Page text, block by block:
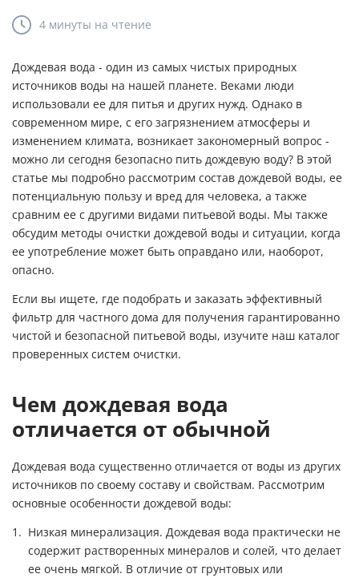
4 минуты на чтение
Дождевая вода - один из самых чистых природных
источников воды на нашей планете. Веками люди
использовали ее для питья и других нужд. Однако в
современном мире, с его загрязнением атмосферы и
изменением климата, возникает закономерный вопрос -
можно ли сегодня безопасно пить дождевую воду? В этой
статье мы подробно рассмотрим состав дождевой воды, ее
потенциальную пользу и вред для человека, а также
сравним ее с другими видами питьевой воды. Мы также
обсудим методы очистки дождевой воды и ситуации, когда
ее употребление может быть оправдано или, наоборот,
опасно.
Если вы ищете, где подобрать и заказать эффективный
фильтр для частного дома для получения гарантированно
чистой и безопасной питьевой воды, изучите наш каталог
проверенных систем очистки.
Чем дождевая вода
отличается от обычной
Дождевая вода существенно отличается от воды из других
источников по своему составу и свойствам. Рассмотрим
основные особенности дождевой воды:
Низкая минерализация. Дождевая вода практически не
содержит растворенных минералов и солей, что делает
ее очень мягкой. В отличие от грунтовых или